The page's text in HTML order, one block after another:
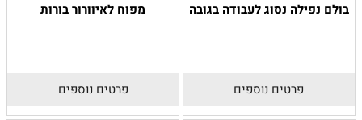
בולם נפילה נסוג לעבודה בגובה
פרטים נוספים
מפוח לאיוורור בורות
פרטים נוספים